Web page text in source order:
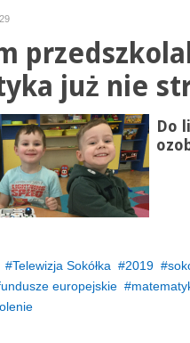
już nie
Do
Telewizja Sokółka 2019
europejskie